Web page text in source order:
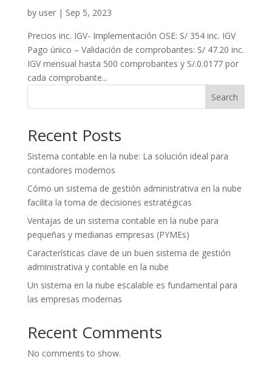
by user| Sep 5, 2023
Precios inc. IGV- Implementación OSE: S/ 354 inc. IGV
Pago único – Validación de comprobantes: S/ 47.20 inc.
IGV mensual hasta 500 comprobantes y S/.0.0177 por
cada comprobante...
Search
Recent Posts
Sistema contable en la nube: La solución ideal para
contadores modernos
Cómo un sistema de gestión administrativa en la nube
facilita la toma de decisiones estratégicas
Ventajas de un sistema contable en la nube para
pequeñas y medianas empresas (PYMEs)
Características clave de un buen sistema de gestión
administrativa y contable en la nube
Un sistema en la nube escalable es fundamental para
las empresas modernas
Recent Comments
No comments to show.